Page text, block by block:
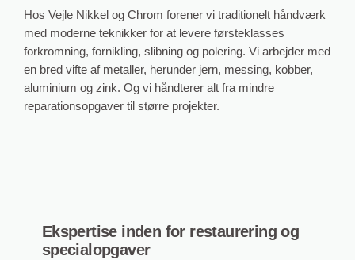
Hos Vejle Nikkel og Chrom forener vi traditionelt håndværk
med moderne teknikker for at levere førsteklasses
forkromning, fornikling, slibning og polering. Vi arbejder med
en bred vifte af metaller, herunder jern, messing, kobber,
aluminium og zink. Og vi håndterer alt fra mindre
reparationsopgaver til større projekter.
Ekspertise inden for restaurering og
specialopgaver